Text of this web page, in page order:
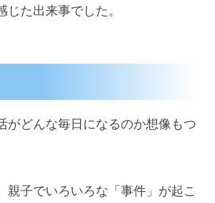
た出来事でした。
がどんな毎日になるのか想像もつ
親子でいろいろな「事件」が起こ